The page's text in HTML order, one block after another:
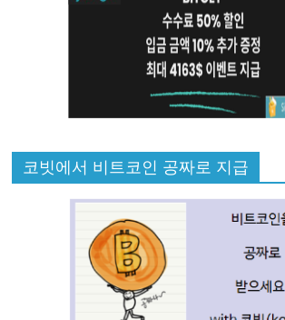
코빗에서 비트코인 공짜로 지급